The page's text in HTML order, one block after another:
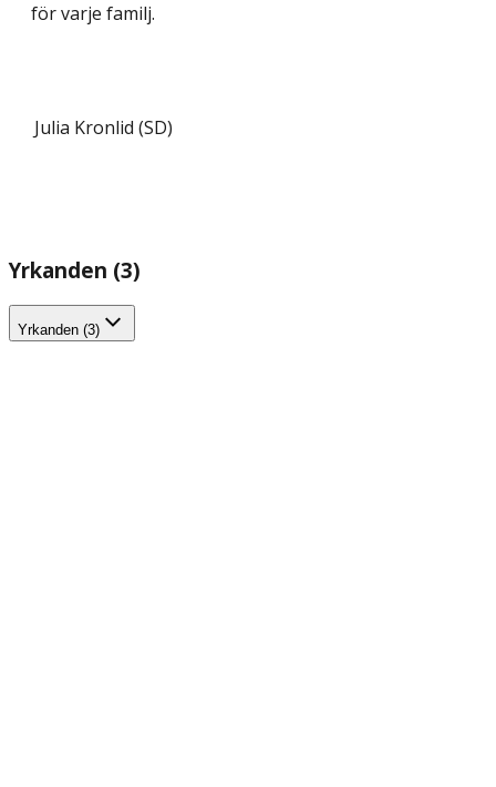
för varje familj.
Julia Kronlid (SD)
Yrkanden (3)
Yrkanden (3)